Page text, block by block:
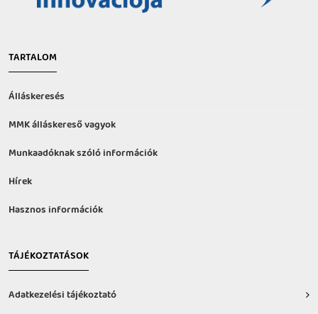
TARTALOM
Álláskeresés
MMK álláskereső vagyok
Munkaadóknak szóló információk
Hírek
Hasznos információk
TÁJÉKOZTATÁSOK
Adatkezelési tájékoztató